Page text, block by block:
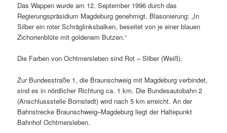
Das Wappen wurde am 12. September 1996 durch das
Regierungspräsidium Magdeburg genehmigt. Blasonierung: „In
Silber ein roter Schräglinksbalken, beseitet von je einer blauen
Zichorienblüte mit goldenem Butzen.“
Die Farben von Ochtmersleben sind Rot – Silber (Weiß).
Zur Bundesstraße 1, die Braunschweig mit Magdeburg verbindet,
sind es in nördlicher Richtung ca. 1 km. Die Bundesautobahn 2
(Anschlussstelle Bornstedt) wird nach 5 km erreicht. An der
Bahnstrecke Braunschweig–Magdeburg liegt der Haltepunkt
Bahnhof Ochtmersleben.